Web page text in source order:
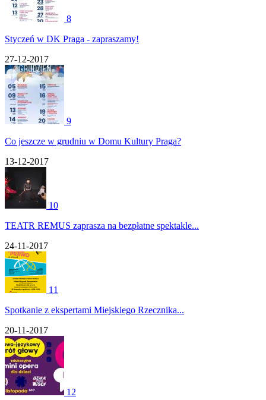
8
Styczeń w DK Praga - zapraszamy!
27-12-2017
9
Co jeszcze w grudniu w Domu Kultury Praga?
13-12-2017
10
TEATR REMUS zaprasza na bezpłatne spektakle...
24-11-2017
11
Spotkanie z ekspertami Miejskiego Rzecznika...
20-11-2017
12